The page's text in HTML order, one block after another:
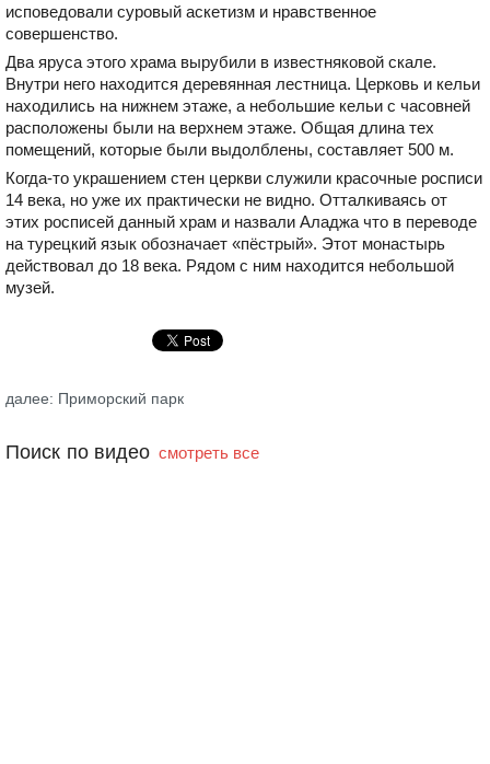
исповедовали суровый аскетизм и нравственное
совершенство.
Два яруса этого храма вырубили в известняковой скале.
Внутри него находится деревянная лестница. Церковь и кельи
находились на нижнем этаже, а небольшие кельи с часовней
расположены были на верхнем этаже. Общая длина тех
помещений, которые были выдолблены, составляет 500 м.
Когда-то украшением стен церкви служили красочные росписи
14 века, но уже их практически не видно. Отталкиваясь от
этих росписей данный храм и назвали Аладжа что в переводе
на турецкий язык обозначает «пёстрый». Этот монастырь
действовал до 18 века. Рядом с ним находится небольшой
музей.
далее: Приморский парк
Поиск по видео смотреть все